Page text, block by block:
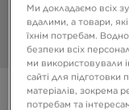
BIRKENSTOCK
Ми докладаємо всіх
вдалими, а товари,
їхнім потребам.
безпеки всіх
ми використовували
сайті для підготовки
матеріалів, зокрема
потребам та